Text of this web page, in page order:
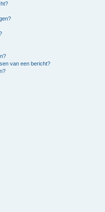
van een bericht?